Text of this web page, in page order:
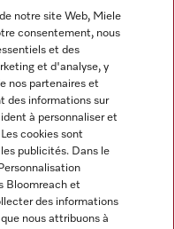
notre site Web, Miele
consentement, nous
et des
et d'analyse, y
nos partenaires et
des informations sur
à personnaliser et
cookies sont
publicités. Dans le
Bloomreach et
des informations
nous attribuons à